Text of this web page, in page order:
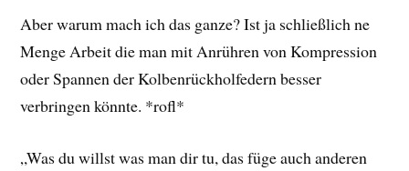
Aber warum mach ich das ganze? Ist ja schließlich ne
Menge Arbeit die man mit Anrühren von Kompression
oder Spannen der Kolbenrückholfedern besser
verbringen könnte. *rofl*
„Was du willst was man dir tu, das füge auch anderen